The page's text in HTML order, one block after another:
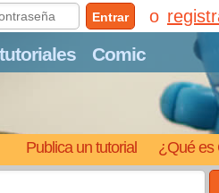
Comic
Publica un tutorial ¿Qué es
Entrar